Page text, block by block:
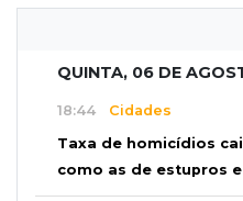
QUINTA, 06 DE
18:44 Cidades
Taxa de homicídios
como as de estupros